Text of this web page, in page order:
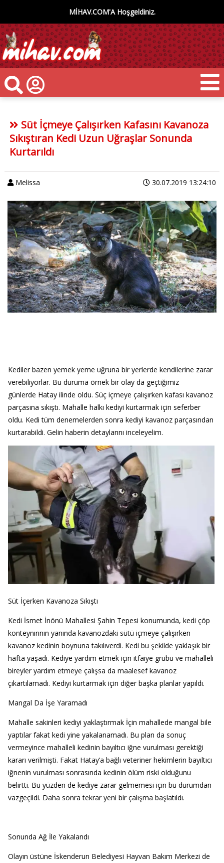
MİHAV.COM'A Hoşgeldiniz.
Süt İçmeye Çalışırken Kafasını Kavanoza
Sıkıştıran Kedi Uzun Uğraşlar Sonunda
Kurtarıldı
Melissa 30.07.2019 13:24:10
Kediler bazen yemek yeme uğruna bir yerlerde kendilerine zarar
verebiliyorlar. Bu duruma örnek bir olay da geçtiğimiz
günlerde Hatay ilinde oldu. Süç içmeye çalışırken kafası kavanoz
parçasına sıkıştı. Mahalle halkı kediyi kurtarmak için seferber
oldu. Kedi tüm denemelerden sonra kediyi kavanoz parçasından
kurtarabildi. Gelin haberin detaylarını inceleyelim.
Süt İçerken Kavanoza Sıkıştı
Kedi İsmet İnönü Mahallesi Şahin Tepesi konumunda, kedi çöp
konteynırının yanında kavanozdaki sütü içmeye çalışırken
kavanoz kedinin boynuna takılıverdi. Kedi bu şekilde yaklaşık bir
hafta yaşadı. Kediye yardım etmek için itfaiye grubu ve mahalleli
bireyler yardım etmeye çalışsa da maalesef kavanoz
çıkartılamadı. Kediyi kurtarmak için diğer başka planlar yapıldı.
Mangal Da İşe Yaramadı
Mahalle sakinleri kediyi yaklaştırmak İçin mahallede mangal bile
yaptılar fakat kedi yine yakalanamadı. Bu plan da sonuç
vermeyince mahalleli kedinin bayıltıcı iğne vurulması gerektiği
kararı verilmişti. Fakat Hatay’a bağlı veteriner hekimlerin bayıltıcı
iğnenin vurulması sonrasında kedinin ölüm riski olduğunu
belirtti. Bu yüzden de kediye zarar gelmemesi için bu durumdan
vazgeçildi. Daha sonra tekrar yeni bir çalışma başlatıldı.
Sonunda Ağ İle Yakalandı
Olayın üstüne İskenderun Belediyesi Hayvan Bakım Merkezi de